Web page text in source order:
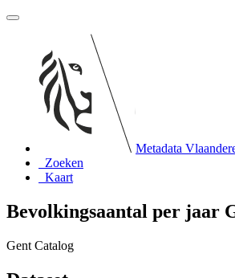
Metadata
Zoeken
Kaart
Bevolkingsaantal per jaar
Gent Catalog